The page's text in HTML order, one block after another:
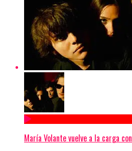
María Volante vuelve a la carga